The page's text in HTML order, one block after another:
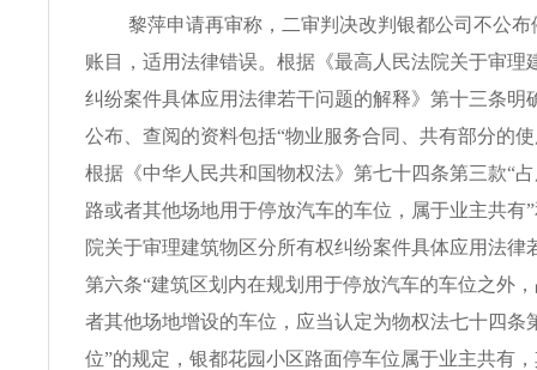
黎萍申请再审称，二审判决改判银都公司不公
账目，适用法律错误。根据《最高人民法院关于审理
纠纷案件具体应用法律若干问题的解释》第十三条明
公布、查阅的资料包括“物业服务合同、共有部分的
根据《中华人民共和国物权法》第七十四条第三款“
路或者其他场地用于停放汽车的车位，属于业主共有
院关于审理建筑物区分所有权纠纷案件具体应用法律
第六条“建筑区划内在规划用于停放汽车的车位之外
者其他场地增设的车位，应当认定为物权法七十四条
位”的规定，银都花园小区路面停车位属于业主共有